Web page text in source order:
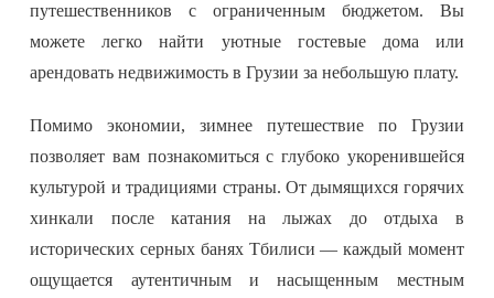
путешественников с ограниченным бюджетом. Вы
можете легко найти уютные гостевые дома или
арендовать недвижимость в Грузии за небольшую плату.
Помимо экономии, зимнее путешествие по Грузии
позволяет вам познакомиться с глубоко укоренившейся
культурой и традициями страны. От дымящихся горячих
хинкали после катания на лыжах до отдыха в
исторических серных банях Тбилиси — каждый момент
ощущается аутентичным и насыщенным местным